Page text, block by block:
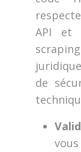
API et
de